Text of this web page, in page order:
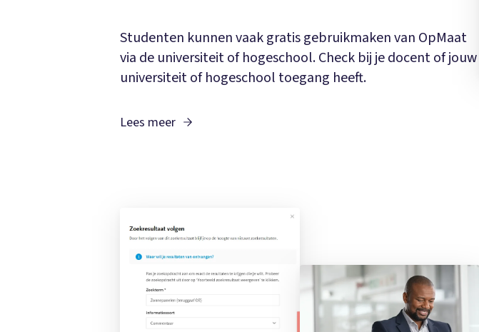
Studenten kunnen vaak gratis gebruikmaken van OpMaat
via de universiteit of hogeschool. Check bij je docent of jouw
universiteit of hogeschool toegang heeft.
Lees meer